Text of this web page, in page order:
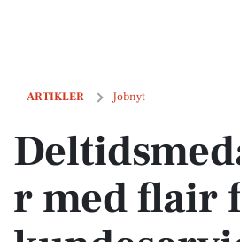
ARTIKLER Jobnyt
Deltidsmedarbejder med flair for
r med flair